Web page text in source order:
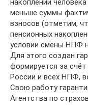
накоплений
меньше суммы
взносов (отметим,
пенсионных
условии смены НПФ
Для этого создан
формируется за
России и всех НПФ,
Свою работу
Агентства по